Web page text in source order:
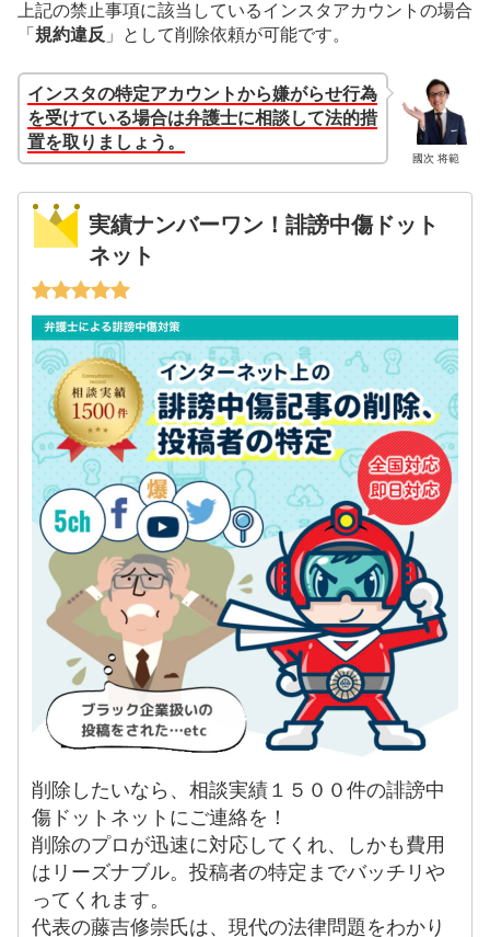
上記の禁止事項に該当しているインスタアカウントの場合
「 規約違反 」として削除依頼が可能です。
國次 将範
インスタの特定アカウントから嫌がらせ行為
を受けている場合は弁護士に相談して法的措
置を取りましょう。
実績ナンバーワン！誹謗中傷ドット
ネット
削除したいなら、相談実績１５００件の誹謗中
傷ドットネットにご連絡を！
削除のプロが迅速に対応してくれ、しかも費用
はリーズナブル。投稿者の特定までバッチリや
ってくれます。
代表の藤吉修崇氏は、現代の法律問題をわかり